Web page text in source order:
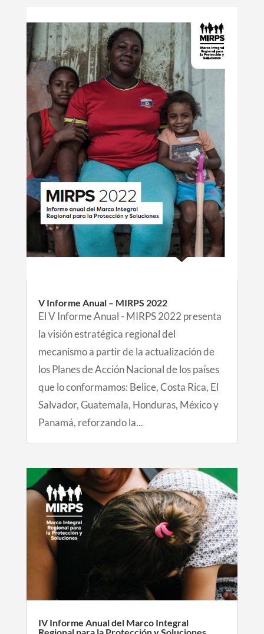
V Informe Anual – MIRPS 2022
El V Informe Anual - MIRPS 2022 presenta
la visión estratégica regional del
mecanismo a partir de la actualización de
los Planes de Acción Nacional de los países
que lo conformamos: Belice, Costa Rica, El
Salvador, Guatemala, Honduras, México y
Panamá, reforzando la...
IV Informe Anual del Marco Integral
Regional para la Protección y Soluciones